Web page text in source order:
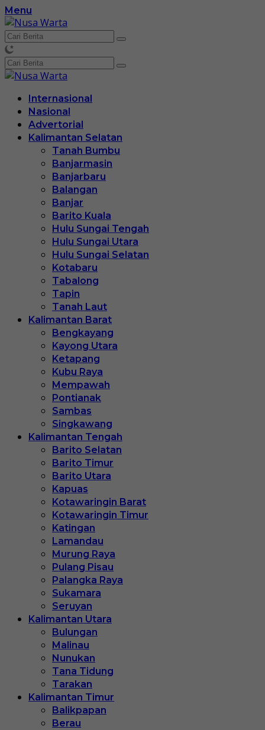
Langsung
ke
konten
Menu
Internasional
Nasional
Advertorial
Kalimantan Selatan
Tanah Bumbu
Banjarmasin
Banjarbaru
Balangan
Banjar
Barito Kuala
Hulu Sungai Tengah
Hulu Sungai Utara
Hulu Sungai Selatan
Kotabaru
Tabalong
Tapin
Tanah Laut
Kalimantan Barat
Bengkayang
Kayong Utara
Ketapang
Kubu Raya
Mempawah
Pontianak
Sambas
Singkawang
Kalimantan Tengah
Barito Selatan
Barito Timur
Barito Utara
Kapuas
Kotawaringin Barat
Kotawaringin Timur
Katingan
Lamandau
Murung Raya
Pulang Pisau
Palangka Raya
Sukamara
Seruyan
Kalimantan Utara
Bulungan
Malinau
Nunukan
Tana Tidung
Tarakan
Kalimantan Timur
Balikpapan
Berau